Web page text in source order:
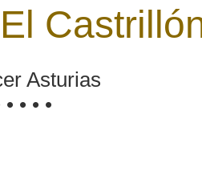
Asturias
• • • •